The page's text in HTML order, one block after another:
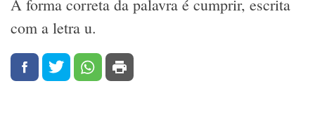
A forma correta da palavra é cumprir, escrita
com a letra u.